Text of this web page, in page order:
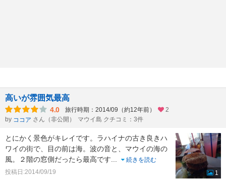
高いが雰囲気最高
4.0 旅行時期：2014/09（約12年前）
2
by ココア さん（非公開） マウイ島 クチコミ：3件
とにかく景色がキレイです。ラハイナの古き良きハ
ワイの街で、目の前は海。波の音と、マウイの海の
風。２階の窓側だったら最高です...
続きを読む
投稿日:2014/09/19
1